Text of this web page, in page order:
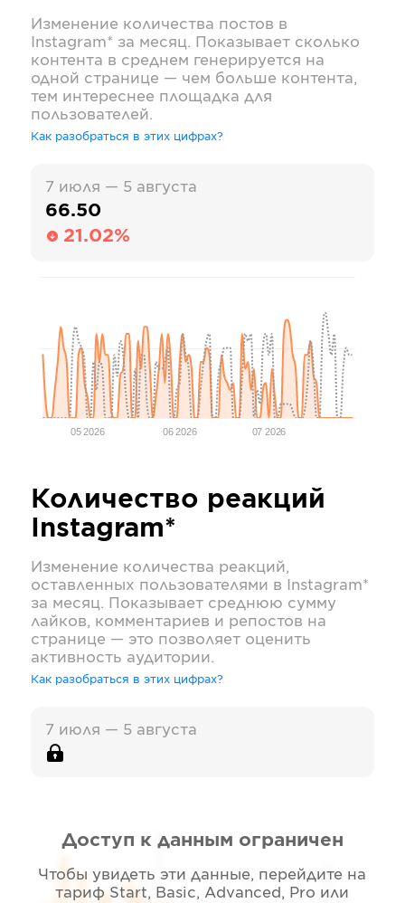
Изменение количества постов в
Instagram* за месяц. Показывает сколько
контента в среднем генерируется на
одной странице — чем больше контента,
тем интереснее площадка для
пользователей.
Как разобраться в этих цифрах?
7 июля — 5 августа
66.50
21.02%
05 2026 06 2026 07 2026
Количество реакций
Instagram*
Изменение количества реакций,
оставленных пользователями в
Instagram*
за месяц. Показывает среднюю сумму
лайков, комментариев и репостов на
странице — это позволяет оценить
активность аудитории.
Как разобраться в этих цифрах?
7 июля — 5 августа
Доступ к данным ограничен
Чтобы увидеть эти данные, перейдите на
тариф Start, Basic, Advanced, Pro или